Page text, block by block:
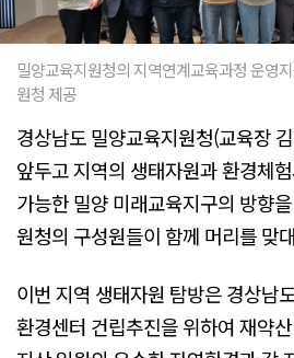
밀양교육지원청의 지역연계교육과정 운영
원청 제공
경상남도 밀양교육지원청(교육장
앞두고 지역의 생태자원과 환경체
가능한 밀양 미래교육지구의 방향
원청의 구성원들이 함께 머리를 맞
이번 지역 생태자원 탐방은 경상남
환경센터 건립추진을 위하여 재약